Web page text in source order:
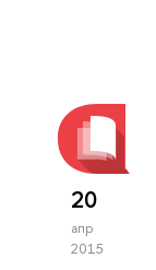
20
апр
2015